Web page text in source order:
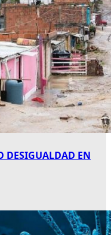
DESIGUALDAD EN